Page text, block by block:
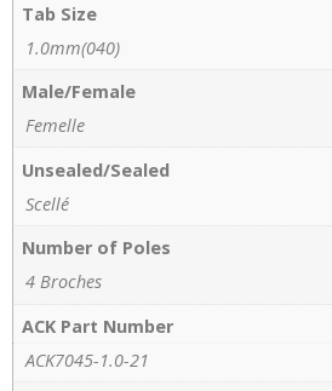
Tab Size
1.0mm(040)
Male/Female
Femelle
Unsealed/Sealed
Scellé
Number of Poles
4 Broches
ACK Part Number
ACK7045-1.0-21